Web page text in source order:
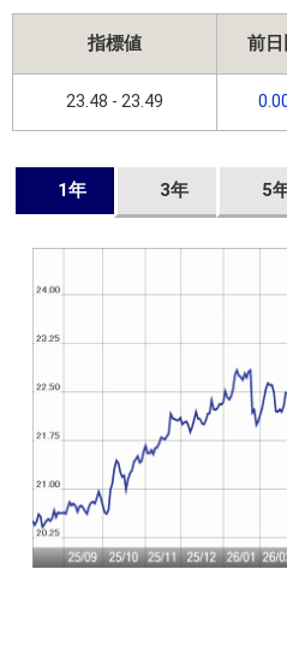
指標値 前日
23.48 - 23.49
1年 3年 5